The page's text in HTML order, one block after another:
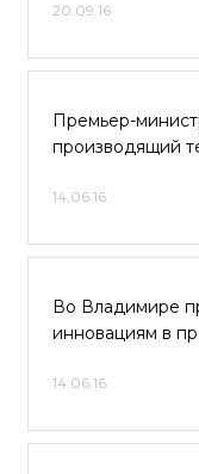
20.09.16
Премьер-
производящий
14.06.16
Во Владимире
инновациям в
14.06.16